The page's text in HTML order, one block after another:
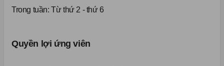
Trong tuần:Từ thứ 2 - thứ 6
Quyền lợi ứng viên